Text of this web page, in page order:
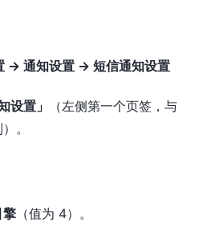
→ 通知设置 → 短信通知设置
设置」
（左侧第一个页签，与
。
擎 （值为 4）。